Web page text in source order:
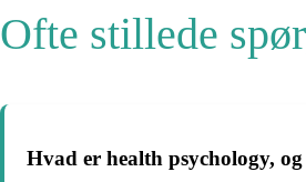
Ofte stillede
Hvad er health psychology,